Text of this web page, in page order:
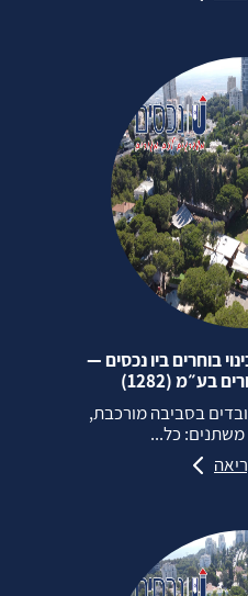
בוחרים ביו נכסים —
בע״מ (1282)
עובדים בסביבה מורכבת,
משתנים: כל...